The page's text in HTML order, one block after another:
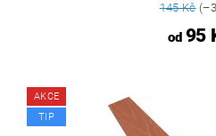
145 Kč
od95
AKCE
TIP